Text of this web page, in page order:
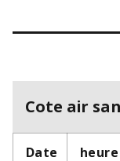
Cote air
Date heure